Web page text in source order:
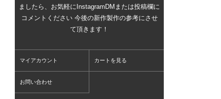
ましたら、お気軽にInstagramDMまたは投稿欄に
コメントください 今後の新作製作の参考にさせ
て頂きます！
マイアカウント カートを見る
お問い合わせ